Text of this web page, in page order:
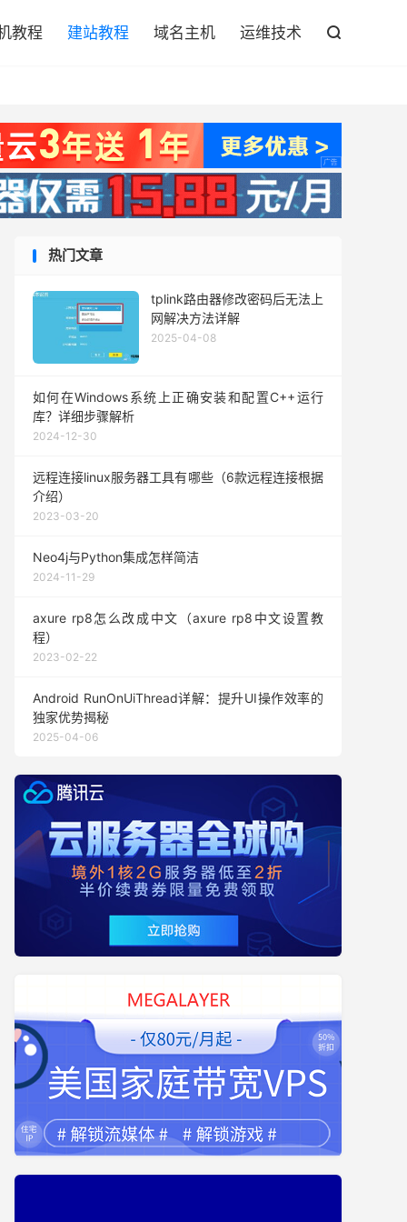
教程 建站教程 域名主机 运维技术 
热门文章
tplink路由器修改密码后无法上
网解决方法详解
2025-04-08
如何在Windows系统上正确安装和配置C++运行
库？详细步骤解析
2024-12-30
远程连接linux服务器工具有哪些（6款远程连接根据
介绍）
2023-03-20
Neo4j与Python集成怎样简洁
2024-11-29
axure rp8怎么改成中文（axure rp8中文设置教
程）
2023-02-22
Android RunOnUiThread详解：提升UI操作效率的
独家优势揭秘
2025-04-06